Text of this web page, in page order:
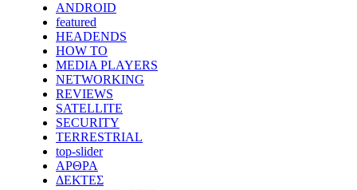
ANDROID
featured
HEADENDS
HOW TO
MEDIA PLAYERS
NETWORKING
REVIEWS
SATELLITE
SECURITY
TERRESTRIAL
top-slider
ΑΡΘΡΑ
ΔΕΚΤΕΣ